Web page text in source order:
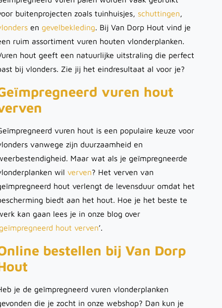
buitenprojecten zoals tuinhuisjes, schuttingen,
en gevelbekleding. Bij Van Dorp Hout vind je
ruim assortiment vuren houten vlonderplanken.
hout geeft een natuurlijke uitstraling die perfect
bij vlonders. Zie jij het eindresultaat al voor je?
vuren hout
vuren hout is een populaire keuze voor
vanwege zijn duurzaamheid en
Maar wat als je geïmpregneerde
wil verven? Het verven van
hout verlengt de levensduur omdat het
biedt aan het hout. Hoe je het beste te
kan gaan lees je in onze blog over
hout verven’.
bestellen bij Van Dorp
je de geïmpregneerd vuren vlonderplanken
die je zocht in onze webshop? Dan kun je